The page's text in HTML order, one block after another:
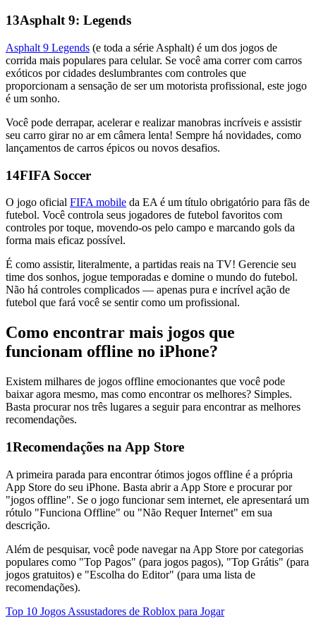
13Asphalt 9: Legends
Asphalt 9 Legends (e toda a série Asphalt) é um dos jogos de
corrida mais populares para celular. Se você ama correr com carros
exóticos por cidades deslumbrantes com controles que
proporcionam a sensação de ser um motorista profissional, este jogo
é um sonho.
Você pode derrapar, acelerar e realizar manobras incríveis e assistir
seu carro girar no ar em câmera lenta! Sempre há novidades, como
lançamentos de carros épicos ou novos desafios.
14FIFA Soccer
O jogo oficial FIFA mobile da EA é um título obrigatório para fãs de
futebol. Você controla seus jogadores de futebol favoritos com
controles por toque, movendo-os pelo campo e marcando gols da
forma mais eficaz possível.
É como assistir, literalmente, a partidas reais na TV! Gerencie seu
time dos sonhos, jogue temporadas e domine o mundo do futebol.
Não há controles complicados — apenas pura e incrível ação de
futebol que fará você se sentir como um profissional.
Como encontrar mais jogos que
funcionam offline no iPhone?
Existem milhares de jogos offline emocionantes que você pode
baixar agora mesmo, mas como encontrar os melhores? Simples.
Basta procurar nos três lugares a seguir para encontrar as melhores
recomendações.
1Recomendações na App Store
A primeira parada para encontrar ótimos jogos offline é a própria
App Store do seu iPhone. Basta abrir a App Store e procurar por
"jogos offline". Se o jogo funcionar sem internet, ele apresentará um
rótulo "Funciona Offline" ou "Não Requer Internet" em sua
descrição.
Além de pesquisar, você pode navegar na App Store por categorias
populares como "Top Pagos" (para jogos pagos), "Top Grátis" (para
jogos gratuitos) e "Escolha do Editor" (para uma lista de
recomendações).
Top 10 Jogos Assustadores de Roblox para Jogar